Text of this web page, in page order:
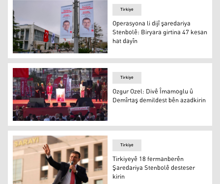
Operasyona li dijî şaredariya Stenbolê: Biryara girtina
Tirkiye
Operasyona li dijî şaredariya
Stenbolê: Biryara girtina 47 kesan
hat dayîn
Ozgur Ozel: Divê Îmamoglu û Demîrtaş demildest bên
Tirkiye
Ozgur Ozel: Divê Îmamoglu û
Demîrtaş demildest bên azadkirin
Tirkiye
Tirkiyeyê 18 fermanberên
Şaredariya Stenbolê desteser
kirin